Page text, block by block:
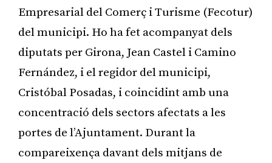
Empresarial del Comerç i Turisme (Fecotur)
del municipi. Ho ha fet acompanyat dels
diputats per Girona, Jean Castel i Camino
Fernández, i el regidor del municipi,
Cristóbal Posadas, i coincidint amb una
concentració dels sectors afectats a les
portes de l’Ajuntament. Durant la
compareixença davant dels mitjans de